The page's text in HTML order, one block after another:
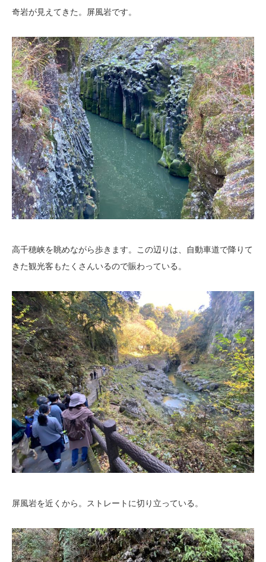
奇岩が見えてきた。屏風岩です。
高千穂峡を眺めながら歩きます。この辺りは、自動車道で降りて
きた観光客もたくさんいるので賑わっている。
屏風岩を近くから。ストレートに切り立っている。